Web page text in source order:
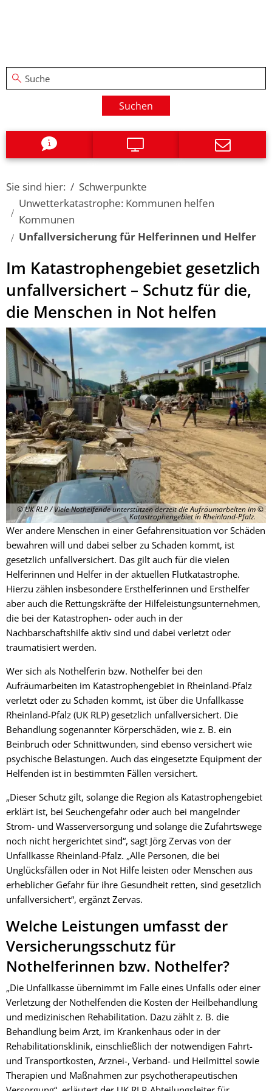
Suchen
Sie sind hier:
Schwerpunkte
Unwetterkatastrophe: Kommunen helfen
Kommunen
Unfallversicherung für Helferinnen und Helfer
Unfallversicherung
für
Helferinnen
und
Helfer
Im Katastrophengebiet gesetzlich
unfallversichert – Schutz für die,
die Menschen in Not helfen
© UK RLP / Viele Nothelfende unterstützen derzeit die Aufräumarbeiten im
Katastrophengebiet in Rheinland-Pfalz.
Wer andere Menschen in einer Gefahrensituation vor Schäden
bewahren will und dabei selber zu Schaden kommt, ist
gesetzlich unfallversichert. Das gilt auch für die vielen
Helferinnen und Helfer in der aktuellen Flutkatastrophe.
Hierzu zählen insbesondere Ersthelferinnen und Ersthelfer
aber auch die Rettungskräfte der Hilfeleistungsunternehmen,
die bei der Katastrophen- oder auch in der
Nachbarschaftshilfe aktiv sind und dabei verletzt oder
traumatisiert werden.
Wer sich als Nothelferin bzw. Nothelfer bei den
Aufräumarbeiten im Katastrophengebiet in Rheinland-Pfalz
verletzt oder zu Schaden kommt, ist über die Unfallkasse
Rheinland-Pfalz (UK RLP) gesetzlich unfallversichert. Die
Behandlung sogenannter Körperschäden, wie z. B. ein
Beinbruch oder Schnittwunden, sind ebenso versichert wie
psychische Belastungen. Auch das eingesetzte Equipment der
Helfenden ist in bestimmten Fällen versichert.
„Dieser Schutz gilt, solange die Region als Katastrophengebiet
erklärt ist, bei Seuchengefahr oder auch bei mangelnder
Strom- und Wasserversorgung und solange die Zufahrtswege
noch nicht hergerichtet sind“, sagt Jörg Zervas von der
Unfallkasse Rheinland-Pfalz. „Alle Personen, die bei
Unglücksfällen oder in Not Hilfe leisten oder Menschen aus
erheblicher Gefahr für ihre Gesundheit retten, sind gesetzlich
unfallversichert“, ergänzt Zervas.
Welche Leistungen umfasst der
Versicherungsschutz für
Nothelferinnen bzw. Nothelfer?
„Die Unfallkasse übernimmt im Falle eines Unfalls oder einer
Verletzung der Nothelfenden die Kosten der Heilbehandlung
und medizinischen Rehabilitation. Dazu zählt z. B. die
Behandlung beim Arzt, im Krankenhaus oder in der
Rehabilitationsklinik, einschließlich der notwendigen Fahrt-
und Transportkosten, Arznei-, Verband- und Heilmittel sowie
Therapien und Maßnahmen zur psychotherapeutischen